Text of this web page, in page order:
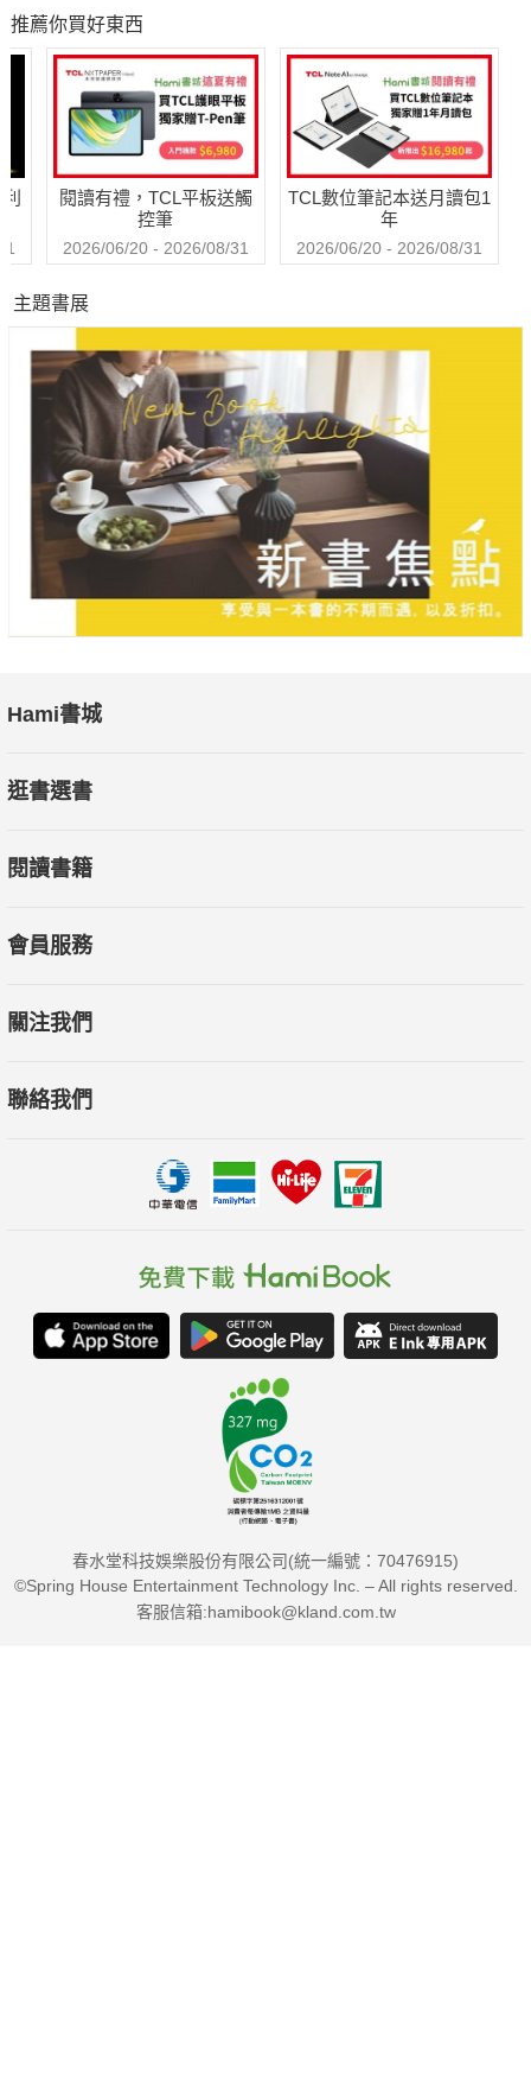
當成美麗的事物畫成圖畫。那份心情也成為我的創作起源。
──目前活躍的插畫家中，有許多人是透過個人網站或繪圖留
言板等網路活動後轉移到pixiv，但夜汽車老師的情況，一開始就
是在pixiv吧。
是的。在那之前，我沒有透過網路與他人分享自己繪畫世界
的信／致不曾寫信給我的世界──」，正代表了我當時的心境。很
巧的是，這次有幸讓我負責繪製畫冊封面的插圖，我覺得與艾蜜
推薦你買好東西
閱讀有禮，TCL平板送觸
控筆
2026/06/20 - 2026/08/31
TCL數位筆記本送月讀包1
年
2026/06/20 - 2026/08/31
主題書展
Hami書城
逛書選書
閱讀書籍
會員服務
關注我們
聯絡我們
春水堂科技娛樂股份有限公司(統一編號：70476915)
©Spring House Entertainment Technology Inc. – All rights reserved.
客服信箱:hamibook@kland.com.tw